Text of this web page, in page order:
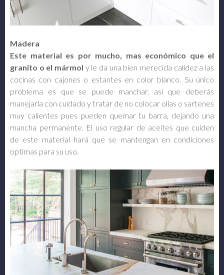
Madera
Este material es por mucho, mas económico que el
granito o el mármol y le da una bien merecida calidez a las
cocinas con cajones o estantes en color blanco. Su único
problema es que se puede manchar, así que deberás
manejarla con cuidado y tratar de no colocar ollas o sartenes
muy calientes pues pueden quemar tu barra, dejando una
mancha permanente. El uso regular de aceites que cuiden
de este material hará que se mantengan en condiciones
optimas para su uso.